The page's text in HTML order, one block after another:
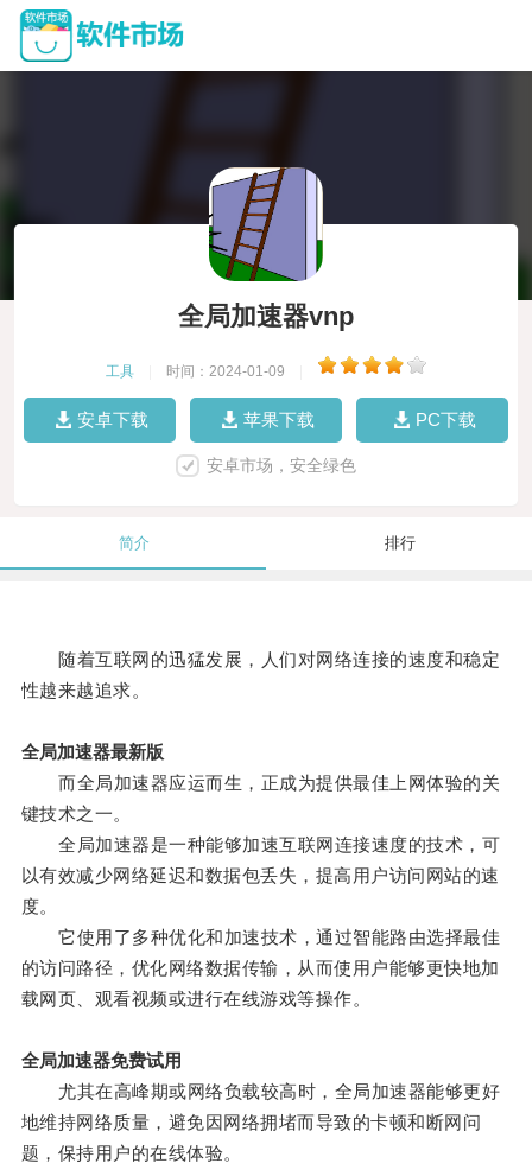
全局加速器vnp
工具 时间：2024-01-09
安卓下载 苹果下载 PC下载
安卓市场，安全绿色
简介 排行
随着互联网的迅猛发展，人们对网络连接的速度和稳定
性越来越追求。
全局加速器最新版
而全局加速器应运而生，正成为提供最佳上网体验的关
键技术之一。
全局加速器是一种能够加速互联网连接速度的技术，可
以有效减少网络延迟和数据包丢失，提高用户访问网站的速
度。
它使用了多种优化和加速技术，通过智能路由选择最佳
的访问路径，优化网络数据传输，从而使用户能够更快地加
载网页、观看视频或进行在线游戏等操作。
全局加速器免费试用
尤其在高峰期或网络负载较高时，全局加速器能够更好
地维持网络质量，避免因网络拥堵而导致的卡顿和断网问
题，保持用户的在线体验。